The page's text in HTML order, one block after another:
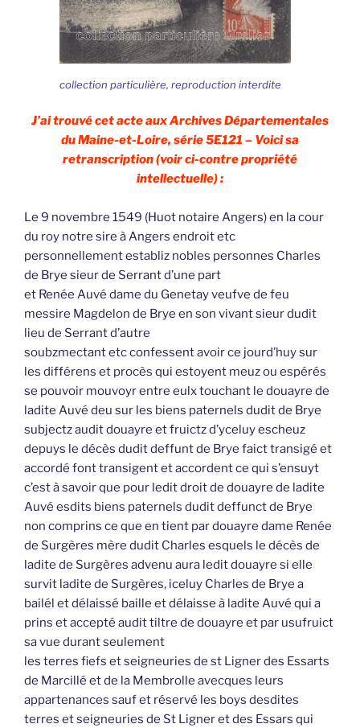
collection particulière, reproduction interdite
J’ai trouvé cet acte aux Archives Départementales
du Maine-et-Loire, série 5E121 – Voici sa
retranscription (voir ci-contre propriété
intellectuelle) :
Le 9 novembre 1549 (Huot notaire Angers) en la cour
du roy notre sire à Angers endroit etc
personnellement establiz nobles personnes Charles
de Brye sieur de Serrant d’une part
et Renée Auvé dame du Genetay veufve de feu
messire Magdelon de Brye en son vivant sieur dudit
lieu de Serrant d’autre
soubzmectant etc confessent avoir ce jourd’huy sur
les différens et procès qui estoyent meuz ou espérés
se pouvoir mouvoyr entre eulx touchant le douayre de
ladite Auvé deu sur les biens paternels dudit de Brye
subjectz audit douayre et fruictz d’yceluy escheuz
depuys le décès dudit deffunt de Brye faict transigé et
accordé font transigent et accordent ce qui s’ensuyt
c’est à savoir que pour ledit droit de douayre de ladite
Auvé esdits biens paternels dudit deffunct de Brye
non comprins ce que en tient par douayre dame Renée
de Surgères mère dudit Charles esquels le décès de
ladite de Surgères advenu aura ledit douayre si elle
survit ladite de Surgères, iceluy Charles de Brye a
bailél et délaissé baille et délaisse à ladite Auvé qui a
prins et accepté audit tiltre de douayre et par usufruict
sa vue durant seulement
les terres fiefs et seigneuries de st Ligner des Essarts
de Marcillé et de la Membrolle avecques leurs
appartenances sauf et réservé les boys desdites
terres et seigneuries de St Ligner et des Essars qui